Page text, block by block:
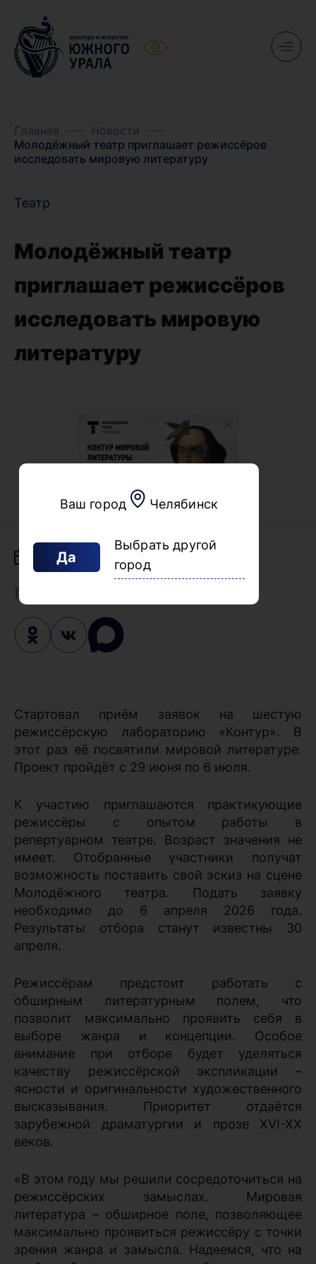
Ваш город Челябинск
Да
Выбрать другой
город
Главная
Новости
Молодёжный театр приглашает режиссёров
исследовать мировую литературу
Театр
Молодёжный театр
приглашает режиссёров
исследовать мировую
литературу
04.02.2026
Стартовал приём заявок на шестую
режиссёрскую лабораторию «Контур». В
этот раз её посвятили мировой литературе.
Проект пройдёт с 29 июня по 6 июля.
К участию приглашаются практикующие
режиссёры с опытом работы в
репертуарном театре. Возраст значения не
имеет. Отобранные участники получат
возможность поставить свой эскиз на сцене
Молодёжного театра. Подать заявку
необходимо до 6 апреля 2026 года.
Результаты отбора станут известны 30
апреля.
Режиссёрам предстоит работать с
обширным литературным полем, что
позволит максимально проявить себя в
выборе жанра и концепции. Особое
внимание при отборе будет уделяться
качеству режиссёрской экспликации –
ясности и оригинальности художественного
высказывания. Приоритет отдаётся
зарубежной драматургии и прозе XVI-XX
веков.
«В этом году мы решили сосредоточиться на
режиссёрских замыслах. Мировая
литература – обширное поле, позволяющее
максимально проявиться режиссёру с точки
зрения жанра и замысла. Надеемся, что на